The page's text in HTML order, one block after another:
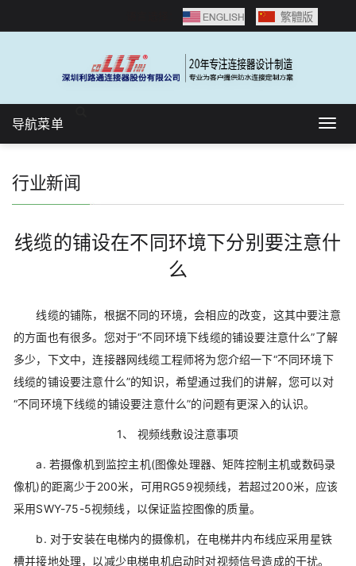
导航菜单
行业新闻
线缆的铺设在不同环境下分别要注意什
么
线缆的铺陈，根据不同的环境，会相应的改变，这其中要注意
的方面也有很多。您对于“不同环境下线缆的铺设要注意什么”了解
多少，下文中，连接器网线缆工程师将为您介绍一下“不同环境下
线缆的铺设要注意什么”的知识，希望通过我们的讲解，您可以对
“不同环境下线缆的铺设要注意什么”的问题有更深入的认识。
1、 视频线敷设注意事项
a. 若摄像机到监控主机(图像处理器、矩阵控制主机或数码录
像机)的距离少于200米，可用RG59视频线，若超过200米，应该
采用SWY-75-5视频线，以保证监控图像的质量。
b. 对于安装在电梯内的摄像机，在电梯井内布线应采用星铁
槽并接地处理，以减少电梯电机启动时对视频信号造成的干扰。